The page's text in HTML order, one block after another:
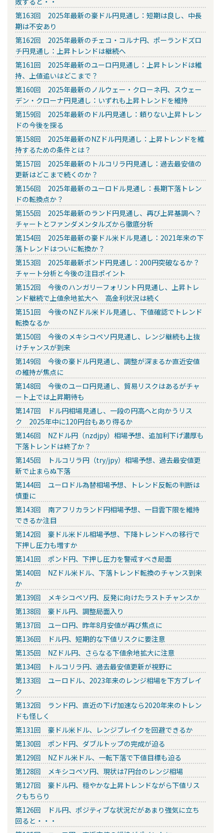
第163回 2025年最新の豪ドル円見通し：短期は良し、中長
期は不安あり
第162回 2025年最新のチェコ・コルナ円、ポーランドズロ
チ円見通し：上昇トレンドは継続へ
第161回 2025年最新のユーロ円見通し：上昇トレンドは維
持、上値追いはどこまで？
第160回 2025年最新のノルウェー・クローネ円、スウェー
デン・クローナ円見通し：いずれも上昇トレンドを維持
第159回 2025年最新のドル円見通し：頼りない上昇トレン
ドの今後を探る
第158回 2025年最新のNZドル円見通し：上昇トレンドを維
持するための条件とは？
第157回 2025年最新のトルコリラ円見通し：過去最安値の
更新はどこまで続くのか？
第156回 2025年最新のユーロドル見通し：長期下落トレン
ドの転換点か？
第155回 2025年最新のランド円見通し、再び上昇基調へ？
チャートとファンダメンタルズから徹底分析
第154回 2025年最新の豪ドル米ドル見通し：2021年来の下
落トレンドはついに転換か？
第153回 2025年最新ポンド円見通し：200円突破なるか？
チャート分析と今後の注目ポイント
第152回 今後のハンガリーフォリント円見通し、上昇トレ
ンド継続で上値余地拡大へ 高金利状況は続く
第151回 今後のNZドル米ドル見通し、下値確認でトレンド
転換なるか
第150回 今後のメキシコペソ円見通し、レンジ継続も上抜
けチャンスが到来
第149回 今後の豪ドル円見通し、調整が深まるか直近安値
の維持が焦点に
第148回 今後のユーロ円見通し、貿易リスクはあるがチャ
ート上では上昇期待も
第147回 ドル円相場見通し、一段の円高へと向かうリス
ク 2025年中に120円台もあり得るか
第146回 NZドル円（nzdjpy）相場予想、追加利下げ濃厚も
下落トレンドは終了か？
第145回 トルコリラ円（try/jpy）相場予想、過去最安値更
新で止まらぬ下落
第144回 ユーロドル為替相場予想、トレンド反転の判断は
慎重に
第143回 南アフリカランド円相場予想、一目雲下限を維持
できるか注目
第142回 豪ドル米ドル相場予想、下降トレンドへの移行で
下押し圧力も増すか
第141回 ポンド円、下押し圧力を警戒すべき局面
第140回 NZドル米ドル、下落トレンド転換のチャンス到来
か
第139回 メキシコペソ円、反発に向けたラストチャンスか
第138回 豪ドル円、調整局面入り
第137回 ユーロ円、昨年8月安値が再び焦点に
第136回 ドル円、短期的な下値リスクに要注意
第135回 NZドル円、さらなる下値余地拡大に注意
第134回 トルコリラ円、過去最安値更新が視野に
第133回 ユーロドル、2023年来のレンジ相場を下方ブレイ
ク
第132回 ランド円、直近の下げ加速なら2020年来のトレン
ドも怪しく
第131回 豪ドル米ドル、レンジブレイクを回避できるか
第130回 ポンド円、ダブルトップの完成が迫る
第129回 NZドル米ドル、一転下落で下値目標も迫る
第128回 メキシコペソ円、現状は7円台のレンジ相場
第127回 豪ドル円、穏やかな上昇トレンドながら下値リス
クもちらり
第126回 ドル円、ポジティブな状況だがあまり強気に立ち
回ると・・・